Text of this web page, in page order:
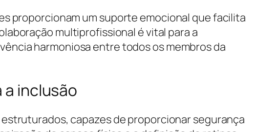
proporcionam um suporte emocional que facilita
multiprofissional é vital para a
harmoniosa entre todos os membros da
inclusão
capazes de proporcionar segurança